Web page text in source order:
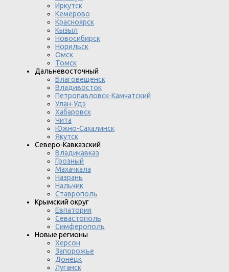
Иркутск
Кемерово
Красноярск
Кызыл
Новосибирск
Норильск
Омск
Томск
Дальневосточный
Благовещенск
Владивосток
Петропавловск-Камчатский
Улан-Удэ
Хабаровск
Чита
Южно-Сахалинск
Якутск
Северо-Кавказский
Владикавказ
Грозный
Махачкала
Назрань
Нальчик
Ставрополь
Крымский округ
Евпатория
Севастополь
Симферополь
Новые регионы
Херсон
Запорожье
Донецк
Луганск